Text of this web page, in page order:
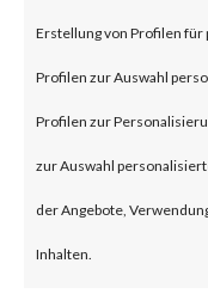
Erstellung von Profilen
Profilen zur Auswahl
Profilen zur
zur Auswahl
der Angebote,
Inhalten.